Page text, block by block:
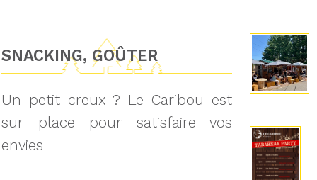
SNACKING, GOÛTER
Un petit creux ? Le Caribou est
sur place pour satisfaire vos
envies